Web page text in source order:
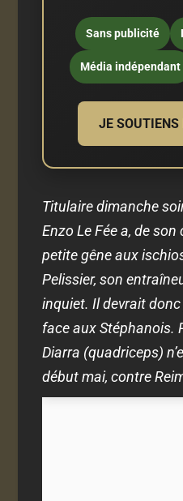
Sans publicité
Média indépendant
JE SOUTIENS
Titulaire dimanche
Enzo Le Fée a, de
petite gêne aux
Pelissier, son
inquiet. Il devrait
face aux Stéphanois.
Diarra (quadriceps)
début mai, contre